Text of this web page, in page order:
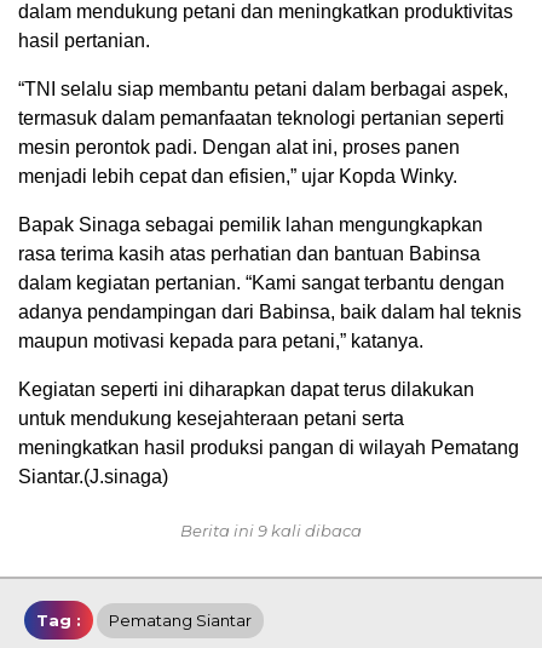
dalam mendukung petani dan meningkatkan produktivitas
hasil pertanian.
“TNI selalu siap membantu petani dalam berbagai aspek,
termasuk dalam pemanfaatan teknologi pertanian seperti
mesin perontok padi. Dengan alat ini, proses panen
menjadi lebih cepat dan efisien,” ujar Kopda Winky.
Bapak Sinaga sebagai pemilik lahan mengungkapkan
rasa terima kasih atas perhatian dan bantuan Babinsa
dalam kegiatan pertanian. “Kami sangat terbantu dengan
adanya pendampingan dari Babinsa, baik dalam hal teknis
maupun motivasi kepada para petani,” katanya.
Kegiatan seperti ini diharapkan dapat terus dilakukan
untuk mendukung kesejahteraan petani serta
meningkatkan hasil produksi pangan di wilayah Pematang
Siantar.(J.sinaga)
Berita ini 9 kali dibaca
Tag : Pematang Siantar